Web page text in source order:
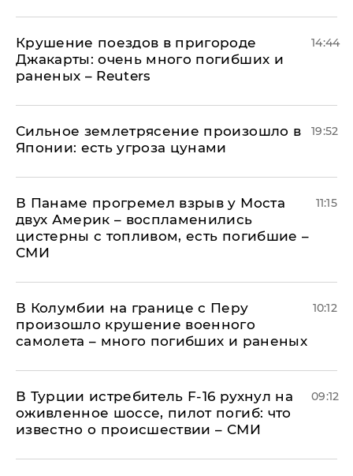
Крушение поездов в пригороде
Джакарты: очень много погибших и
раненых – Reuters
14:44
Сильное землетрясение произошло в
Японии: есть угроза цунами
19:52
В Панаме прогремел взрыв у Моста
двух Америк – воспламенились
цистерны с топливом, есть погибшие –
СМИ
11:15
В Колумбии на границе с Перу
произошло крушение военного
самолета – много погибших и раненых
10:12
В Турции истребитель F-16 рухнул на
оживленное шоссе, пилот погиб: что
известно о происшествии – СМИ
09:12